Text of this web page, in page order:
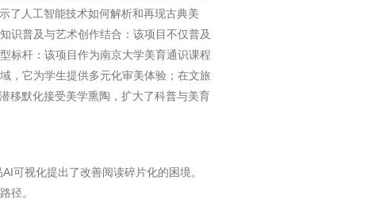
了人工智能技术如何解析和再现古典美
识普及与艺术创作结合‌：该项目不仅普及
标杆‌：该项目作为南京大学美育通识课程
，它为学生提供多元化审美体验；在文旅
移默化接受美学熏陶，扩大了科普与美育
视化提出了改善阅读碎片化的困境。
径。